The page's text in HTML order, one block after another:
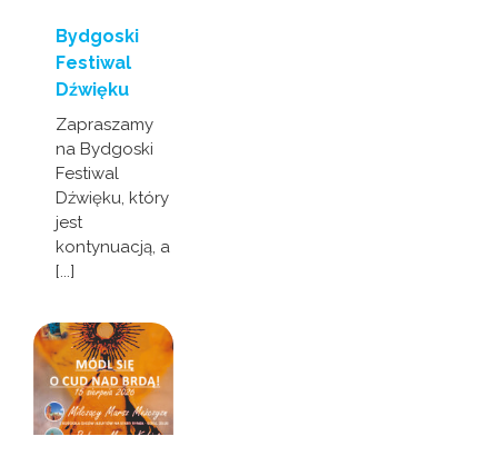
Bydgoski
Festiwal
Dźwięku
Zapraszamy
na Bydgoski
Festiwal
Dźwięku, który
jest
kontynuacją, a
[...]